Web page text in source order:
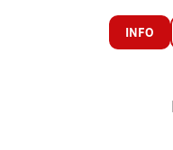
INFO